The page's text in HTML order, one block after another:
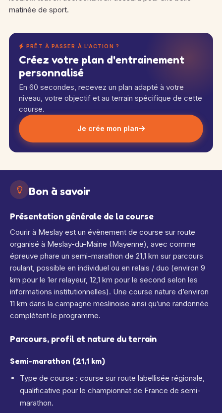
matinée de sport.
PRÊT À PASSER À L'ACTION ?
Créez votre plan d'entrainement
personnalisé
En 60 secondes, recevez un plan adapté à votre
niveau, votre objectif et au terrain spécifique de cette
course.
Je crée mon plan
Bon à savoir
Présentation générale de la course
Courir à Meslay est un évènement de course sur route
organisé à Meslay-du-Maine (Mayenne), avec comme
épreuve phare un semi-marathon de 21,1 km sur parcours
roulant, possible en individuel ou en relais / duo (environ 9
km pour le 1er relayeur, 12,1 km pour le second selon les
informations institutionnelles). Une course nature d’environ
11 km dans la campagne meslinoise ainsi qu’une randonnée
complètent le programme.
Parcours, profil et nature du terrain
Semi-marathon (21,1 km)
Type de course : course sur route labellisée régionale,
qualificative pour le championnat de France de semi-
marathon.